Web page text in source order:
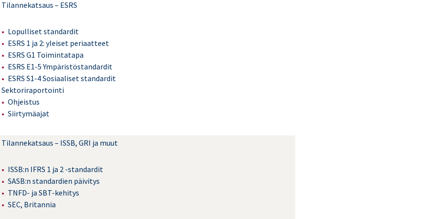
Tilannekatsaus – ESRS
Lopulliset standardit
ESRS 1 ja 2: yleiset periaatteet
ESRS G1 Toimintatapa
ESRS E1-5 Ympäristöstandardit
ESRS S1-4 Sosiaaliset standardit
Sektoriraportointi
Ohjeistus
Siirtymäajat
Tilannekatsaus – ISSB, GRI ja muut
ISSB:n IFRS 1 ja 2 -standardit
SASB:n standardien päivitys
TNFD- ja SBT-kehitys
SEC, Britannia